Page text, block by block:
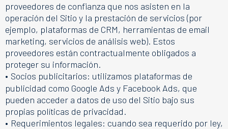
proveedores de confianza que nos asisten en la
operación del Sitio y la prestación de servicios (por
ejemplo, plataformas de CRM, herramientas de email
marketing, servicios de análisis web). Estos
proveedores están contractualmente obligados a
proteger su información.
• Socios publicitarios: utilizamos plataformas de
publicidad como Google Ads y Facebook Ads, que
pueden acceder a datos de uso del Sitio bajo sus
propias políticas de privacidad.
• Requerimientos legales: cuando sea requerido por ley,